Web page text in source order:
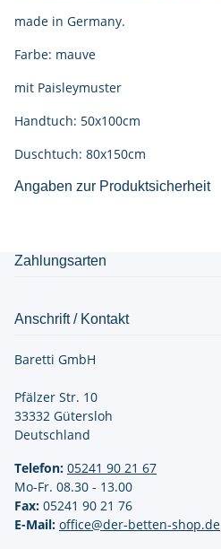
made in Germany.
Farbe: mauve
mit Paisleymuster
Handtuch: 50x100cm
Duschtuch: 80x150cm
Angaben zur Produktsicherheit
Zahlungsarten
Anschrift / Kontakt
Baretti GmbH
Pfälzer Str. 10
33332 Gütersloh
Deutschland
Telefon: 05241 90 21 67
Mo-Fr. 08.30 - 13.00
Fax: 05241 90 21 76
E-Mail: office@der-betten-shop.de